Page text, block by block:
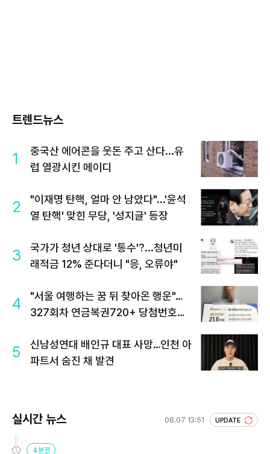
트렌드뉴스
1
중국산 에어콘을 웃돈 주고 산다...유
럽 열광시킨 메이디
2
"이재명 탄핵, 얼마 안 남았다"...'윤석
열 탄핵' 맞힌 무당, '성지글' 등장
3
국가가 청년 상대로 '통수'?...청년미
래적금 12% 준다더니 "응, 오류야"
4
"서울 여행하는 꿈 뒤 찾아온 행운"…
327회차 연금복권720+ 당첨번호조
5
신남성연대 배인규 대표 사망…인천 아
파트서 숨진 채 발견
실시간 뉴스 08.07 13:51 UPDATE
4분전